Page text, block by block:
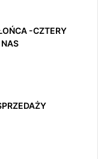
T
o
-CZTERY